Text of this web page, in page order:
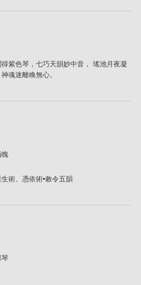
得紫色琴，七巧天韻妙中音， 瑤池月夜凝
魂迷離喚無心。
魄
術、憑依術•敕令五韻